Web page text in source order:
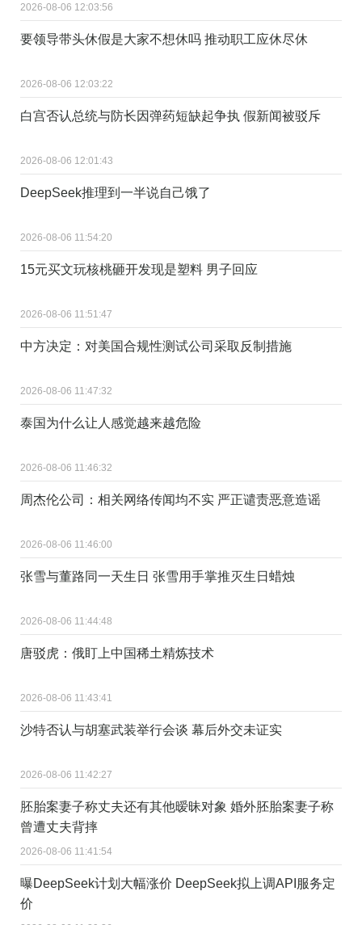
2026-08-06 12:03:56
要领导带头休假是大家不想休吗 推动职工应休尽休
2026-08-06 12:03:22
白宫否认总统与防长因弹药短缺起争执 假新闻被驳斥
2026-08-06 12:01:43
DeepSeek推理到一半说自己饿了
2026-08-06 11:54:20
15元买文玩核桃砸开发现是塑料 男子回应
2026-08-06 11:51:47
中方决定：对美国合规性测试公司采取反制措施
2026-08-06 11:47:32
泰国为什么让人感觉越来越危险
2026-08-06 11:46:32
周杰伦公司：相关网络传闻均不实 严正谴责恶意造谣
2026-08-06 11:46:00
张雪与董路同一天生日 张雪用手掌推灭生日蜡烛
2026-08-06 11:44:48
唐驳虎：俄盯上中国稀土精炼技术
2026-08-06 11:43:41
沙特否认与胡塞武装举行会谈 幕后外交未证实
2026-08-06 11:42:27
胚胎案妻子称丈夫还有其他暧昧对象 婚外胚胎案妻子称
曾遭丈夫背摔
2026-08-06 11:41:54
曝DeepSeek计划大幅涨价 DeepSeek拟上调API服务定
价